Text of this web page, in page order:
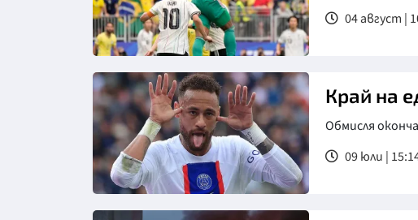
Снимка: БТА
04 август |
Край на
Обмисля
09 юли |